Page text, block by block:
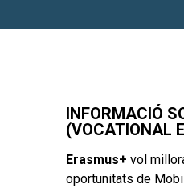
INFORMACIÓ
(VOCATIONAL
Erasmus+ vol
oportunitats de